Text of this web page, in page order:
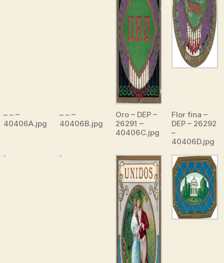
– – –
40406A.jpg
– – –
40406B.jpg
Oro – DEP –
26291 –
40406C.jpg
Flor fina –
DEP – 26292
–
40406D.jpg